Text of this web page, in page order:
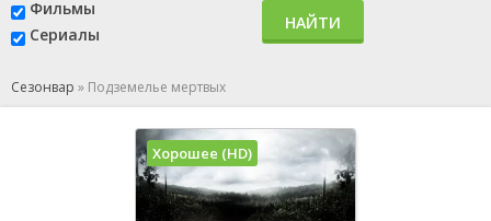
Фильмы
Сериалы
НАЙТИ
Сезонвар » Подземелье мертвых
Хорошее (HD)